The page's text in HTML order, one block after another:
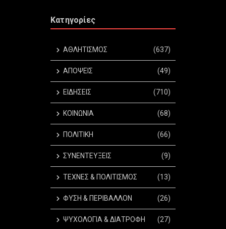
Κατηγορίες
ΑΘΛΗΤΙΣΜΟΣ (637)
ΑΠΟΨΕΙΣ (49)
ΕΙΔΗΣΕΙΣ (710)
ΚΟΙΝΩΝΙΑ (68)
ΠΟΛΙΤΙΚΗ (66)
ΣΥΝΕΝΤΕΥΞΕΙΣ (9)
ΤΕΧΝΕΣ & ΠΟΛΙΤΙΣΜΟΣ (13)
ΦΥΣΗ & ΠΕΡΙΒΑΛΛΟΝ (26)
ΨΥΧΟΛΟΓΙΑ & ΔΙΑΤΡΟΦΗ (27)